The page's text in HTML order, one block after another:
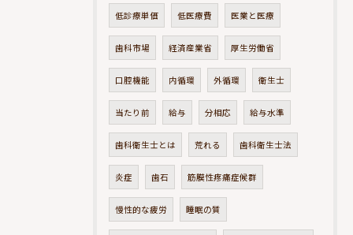
低診療単価 低医療費 医業と医療
歯科市場 経済産業省 厚生労働省
口腔機能 内循環 外循環 衛生士
当たり前 給与 分相応 給与水準
歯科衛生士とは 荒れる 歯科衛生士法
炎症 歯石 筋膜性疼痛症候群
慢性的な疲労 睡眠の質